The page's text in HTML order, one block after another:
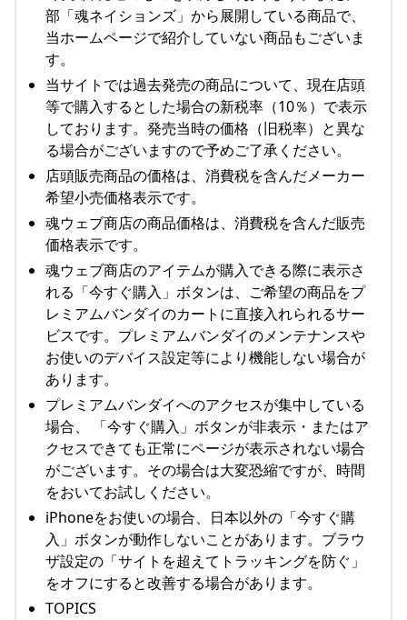
部「魂ネイションズ」から展開している商品で、
当ホームページで紹介していない商品もございま
す。
当サイトでは過去発売の商品について、現在店頭
等で購入するとした場合の新税率（10％）で表示
しております。発売当時の価格（旧税率）と異な
る場合がございますので予めご了承ください。
店頭販売商品の価格は、消費税を含んだメーカー
希望小売価格表示です。
魂ウェブ商店の商品価格は、消費税を含んだ販売
価格表示です。
魂ウェブ商店のアイテムが購入できる際に表示さ
れる「今すぐ購入」ボタンは、ご希望の商品をプ
レミアムバンダイのカートに直接入れられるサー
ビスです。プレミアムバンダイのメンテナンスや
お使いのデバイス設定等により機能しない場合が
あります。
プレミアムバンダイへのアクセスが集中している
場合、 「今すぐ購入」ボタンが非表示・またはア
クセスできても正常にページが表示されない場合
がございます。その場合は大変恐縮ですが、時間
をおいてお試しください。
iPhoneをお使いの場合、日本以外の「今すぐ購
入」ボタンが動作しないことがあります。ブラウ
ザ設定の「サイトを超えてトラッキングを防ぐ」
をオフにすると改善する場合があります。
TOPICS